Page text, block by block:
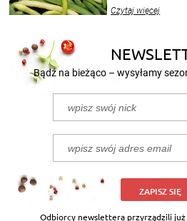
nasze propozycje!
Czytaj więcej
Bądź na bieżąco – wysyłamy
ZAPISZ SIĘ
Odbiorcy newslettera przyrządzili już